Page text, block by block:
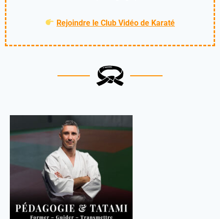
Rejoindre le Club Vidéo de Karaté